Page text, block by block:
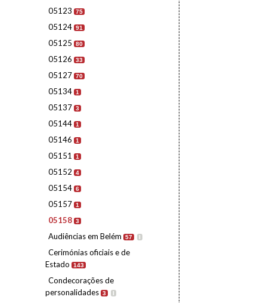
05123 75
05124 91
05125 80
05126 33
05127 70
05134 1
05137 3
05144 1
05146 1
05151 1
05152 4
05154 6
05157 1
05158 3
Audiências em Belém 57 I
Cerimónias oficiais e de
Estado
143
Condecorações de
personalidades 3 I